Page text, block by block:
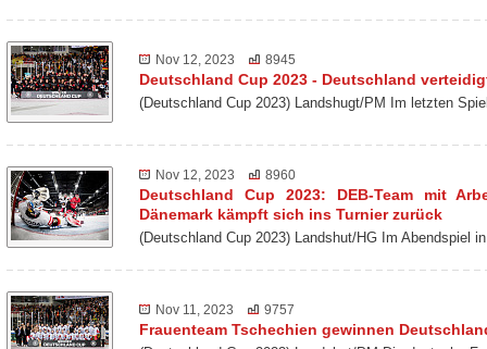
Nov 12, 2023 8945
Deutschland Cup 2023 - Deutschland
(Deutschland Cup 2023) Landshugt/PM Im letzten
Nov 12, 2023 8960
Deutschland Cup 2023: DEB-Team mit
Dänemark kämpft sich ins Turnier zurück
(Deutschland Cup 2023) Landshut/HG Im Abendspiel
Nov 11, 2023 9757
Frauenteam Tschechien gewinnen